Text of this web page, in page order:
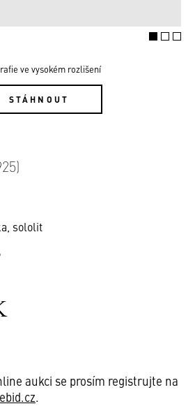
ve vysokém rozlišení
STÁHNOUT
sololit
aukci se prosím registrujte na
.